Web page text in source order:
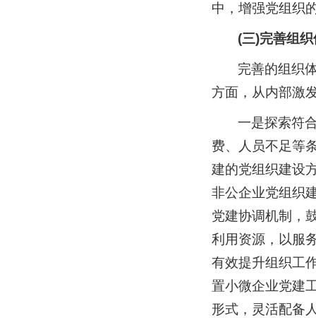
中，增强党组织
(三)完善组
完善的组织
方面，从内部激
一是探索符
费、人员不足等
建的党组织建设
非公企业党组织
党建协调机制，
利用资源，以服
有效提升组织工
置小微企业党建
形式，灵活配备